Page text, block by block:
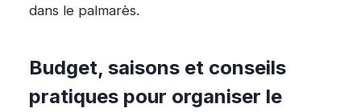
dans le palmarès.
Budget, saisons et conseils
pratiques pour organiser le